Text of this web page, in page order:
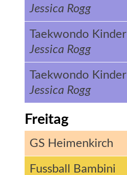
Jessica Rogg
Taekwondo Kinder
Jessica Rogg
Taekwondo Kinder
Jessica Rogg
Freitag
GS Heimenkirch
Fussball Bambini